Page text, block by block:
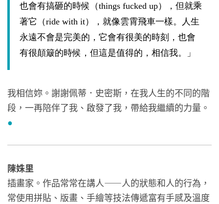
也會有搞砸的時候（things fucked up），但就乘
著它（ride with it），就像雲霄飛車一樣。人生
永遠不會是完美的，它會有很美的時刻，也會
有很顛簸的時候，但這是值得的，相信我。」
我相信妳。謝謝佩蒂．史密斯，在我人生的不同的階
段，一再陪伴了我、啟發了我，帶給我繼續的力量。
●
陳姝里
插畫家。作品常常在講人——人的狀態和人的行為，
常使用拼貼、版畫、手繪等技法傳遞富有手感及溫度